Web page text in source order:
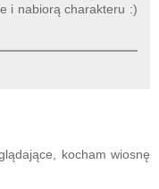
i nabiorą charakteru :)
kocham wiosnę